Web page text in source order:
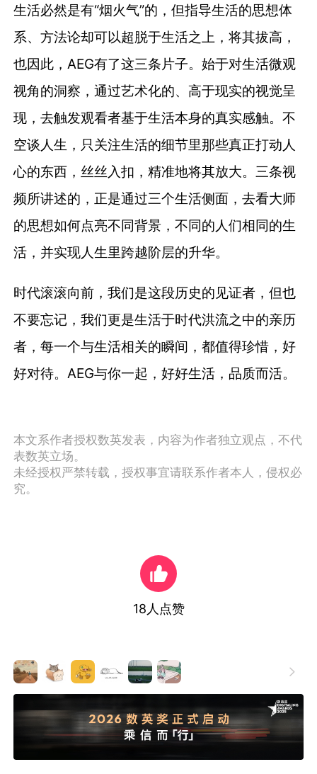
生活必然是有“烟火气”的，但指导生活的思想体
系、方法论却可以超脱于生活之上，将其拔高，
也因此，AEG有了这三条片子。始于对生活微观
视角的洞察，通过艺术化的、高于现实的视觉呈
现，去触发观看者基于生活本身的真实感触。不
空谈人生，只关注生活的细节里那些真正打动人
心的东西，丝丝入扣，精准地将其放大。三条视
频所讲述的，正是通过三个生活侧面，去看大师
的思想如何点亮不同背景，不同的人们相同的生
活，并实现人生里跨越阶层的升华。
时代滚滚向前，我们是这段历史的见证者，但也
不要忘记，我们更是生活于时代洪流之中的亲历
者，每一个与生活相关的瞬间，都值得珍惜，好
好对待。AEG与你一起，好好生活，品质而活。
本文系作者授权数英发表，内容为作者独立观点，不代
表数英立场。
未经授权严禁转载，授权事宜请联系作者本人，侵权必
究。
18 人点赞
